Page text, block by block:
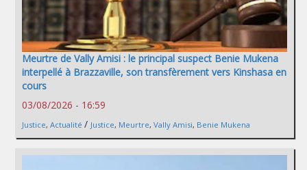
Meurtre de Vally Amisi : le principal suspect Benie Mukena
interpellé à Brazzaville, son transfèrement vers Kinshasa en
cours
03/08/2026 - 16:59
Justice, Actualité / Justice, Meurtre, Vally Amisi, Benie Mukena